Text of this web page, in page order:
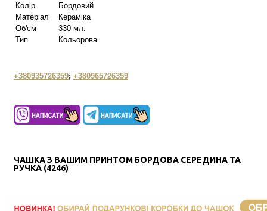
Колір
Бордовий
Матеріал
Кераміка
Об'єм
330 мл.
Тип
Кольорова
+380935726359; +380965726359
ЧАШКА З ВАШИМ ПРИНТОМ БОРДОВА СЕРЕДИНА ТА
РУЧКА (4246)